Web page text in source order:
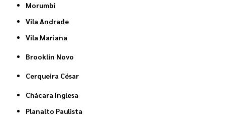
Morumbi
Vila Andrade
Vila Mariana
Brooklin Novo
Cerqueira César
Chácara Inglesa
Planalto Paulista